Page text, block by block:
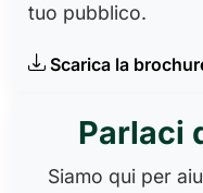
tuo pubblico.
Scarica la
Parlaci
Siamo qui per